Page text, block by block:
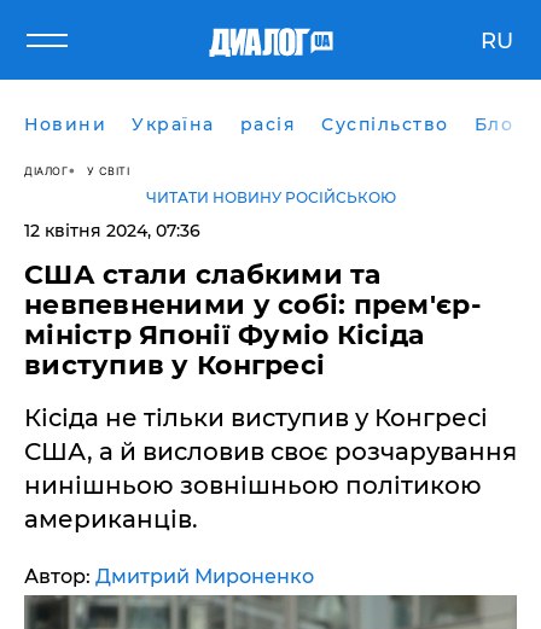
RU
Новини Україна расія Суспільство Блоги
ДІАЛОГ У СВІТІ
ЧИТАТИ НОВИНУ РОСІЙСЬКОЮ
12 квітня 2024, 07:36
США стали слабкими та
невпевненими у собі: прем'єр-
міністр Японії Фуміо Кісіда
виступив у Конгресі
Кісіда не тільки виступив у Конгресі
США, а й висловив своє розчарування
нинішньою зовнішньою політикою
американців.
Автор: Дмитрий Мироненко